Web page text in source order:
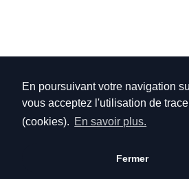
En poursuivant votre navigation
vous acceptez l'utilisation de
(cookies). En savoir plus.
Fermer